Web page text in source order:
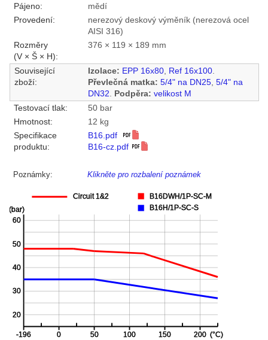
Pájeno:
mědí
Provedení:
nerezový deskový výměník (nerezová ocel
AISI 316)
Rozměry
(V × Š × H):
376 × 119 × 189 mm
Související
zboží:
Izolace: EPP 16x80, Ref 16x100.
Převlečná matka: 5/4" na DN25, 5/4" na
DN32. Podpěra: velikost M
Testovací tlak:
50 bar
Hmotnost:
12 kg
Specifikace
produktu:
B16.pdf
B16-cz.pdf
Poznámky: Klikněte pro rozbalení poznámek